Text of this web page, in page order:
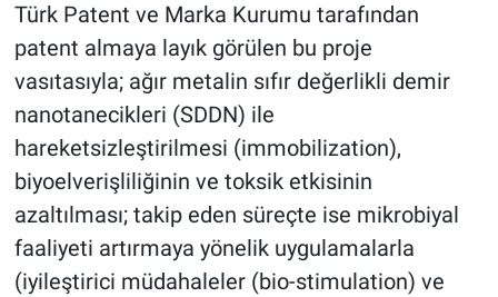
Türk Patent ve Marka Kurumu tarafından
patent almaya layık görülen bu proje
vasıtasıyla; ağır metalin sıfır değerlikli demir
nanotanecikleri (SDDN) ile
hareketsizleştirilmesi (immobilization),
biyoelverişliliğinin ve toksik etkisinin
azaltılması; takip eden süreçte ise mikrobiyal
faaliyeti artırmaya yönelik uygulamalarla
(iyileştirici müdahaleler (bio-stimulation) ve